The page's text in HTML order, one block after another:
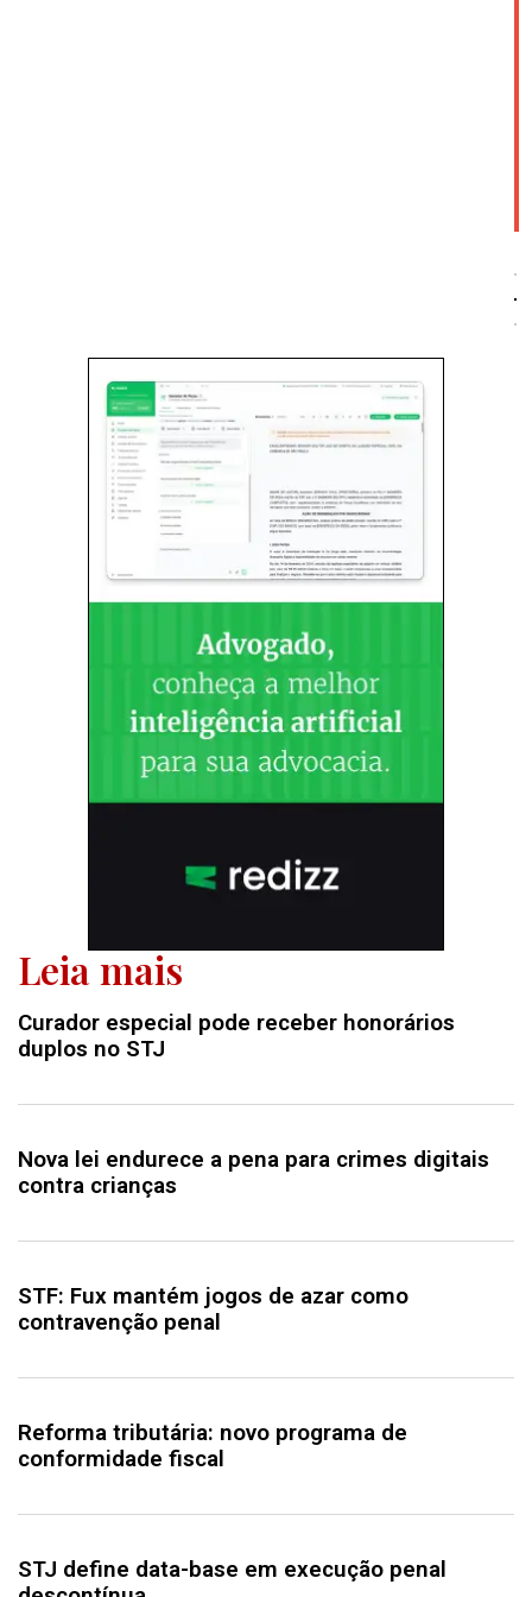
Leia mais
Curador especial pode receber honorários
duplos no STJ
Nova lei endurece a pena para crimes digitais
contra crianças
STF: Fux mantém jogos de azar como
contravenção penal
Reforma tributária: novo programa de
conformidade fiscal
STJ define data-base em execução penal